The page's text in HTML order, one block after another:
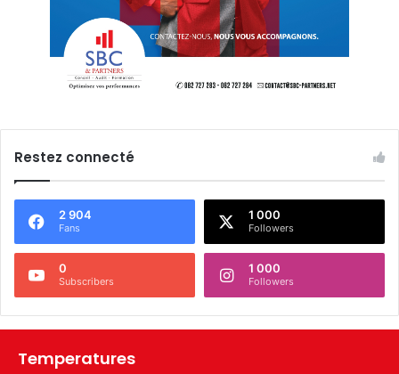
Restez connecté
2 904
Fans
1 000
Followers
0
Subscribers
1 000
Followers
Temperatures